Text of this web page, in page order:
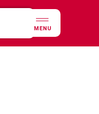
MENU